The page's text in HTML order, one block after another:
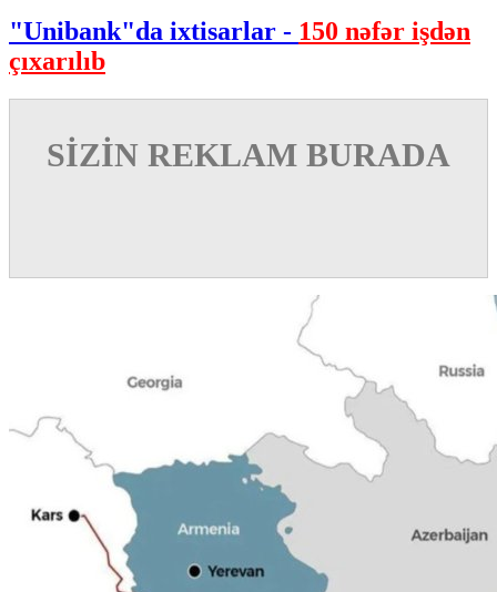
"Unibank"da ixtisarlar - 150 nəfər işdən
çıxarılıb
SİZİN REKLAM BURADA